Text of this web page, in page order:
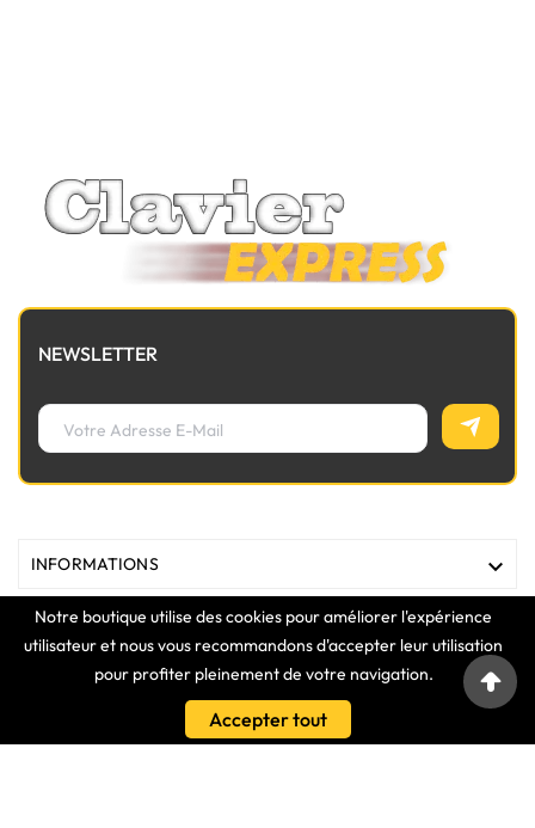
Notre boutique utilise des cookies pour améliorer l'expérience
utilisateur et nous vous recommandons d'accepter leur utilisation
pour profiter pleinement de votre navigation.
Accepter tout
NEWSLETTER
INFORMATIONS 
MAGASIN 

VOTRE COMPTE 